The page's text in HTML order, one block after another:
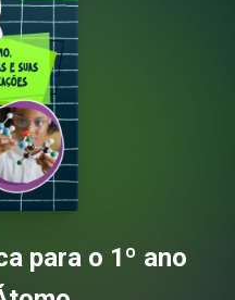
para o 1º ano